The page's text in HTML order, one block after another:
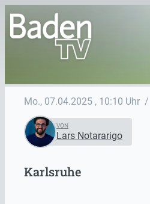
Mo., 07.04.2025 , 10:10 Uhr /
VON
Lars Notararigo
Karlsruhe